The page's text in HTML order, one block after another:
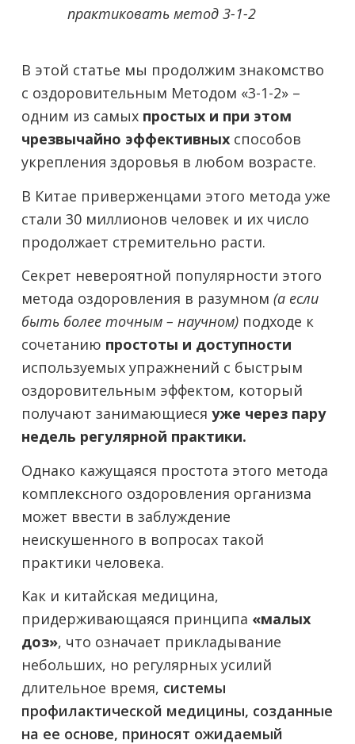
практиковать метод 3-1-2
В этой статье мы продолжим знакомство
с оздоровительным Методом «3-1-2» –
одним из самых простых и при этом
чрезвычайно эффективных способов
укрепления здоровья в любом возрасте.
В Китае приверженцами этого метода уже
стали 30 миллионов человек и их число
продолжает стремительно расти.
Секрет невероятной популярности этого
метода оздоровления в разумном (а если
быть более точным – научном) подходе к
сочетанию простоты и доступности
используемых упражнений с быстрым
оздоровительным эффектом, который
получают занимающиеся уже через пару
недель регулярной практики.
Однако кажущаяся простота этого метода
комплексного оздоровления организма
может ввести в заблуждение
неискушенного в вопросах такой
практики человека.
Как и китайская медицина,
придерживающаяся принципа «малых
доз», что означает прикладывание
небольших, но регулярных усилий
длительное время, системы
профилактической медицины, созданные
на ее основе, приносят ожидаемый